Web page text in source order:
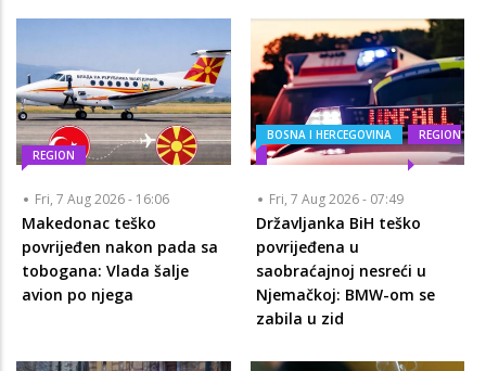
REGION
Fri, 7 Aug 2026 - 16:06
Makedonac teško
povrijeđen nakon pada sa
tobogana: Vlada šalje
avion po njega
BOSNA I HERCEGOVINA REGION
Fri, 7 Aug 2026 - 07:49
Državljanka BiH teško
povrijeđena u
saobraćajnoj nesreći u
Njemačkoj: BMW-om se
zabila u zid